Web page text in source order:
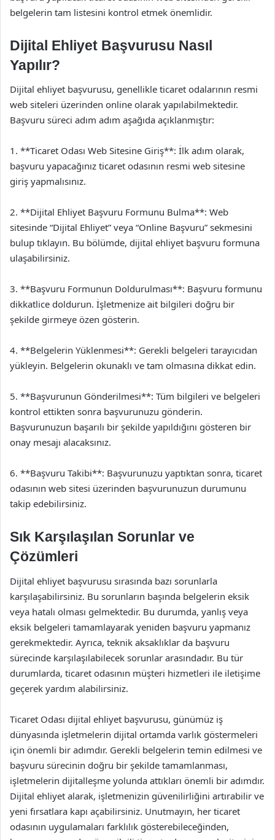
belgelerin tam listesini kontrol etmek önemlidir.
Dijital Ehliyet Başvurusu Nasıl
Yapılır?
Dijital ehliyet başvurusu, genellikle ticaret odalarının resmi
web siteleri üzerinden online olarak yapılabilmektedir.
Başvuru süreci adım adım aşağıda açıklanmıştır:
1. **Ticaret Odası Web Sitesine Giriş**: İlk adım olarak,
başvuru yapacağınız ticaret odasının resmi web sitesine
giriş yapmalısınız.
2. **Dijital Ehliyet Başvuru Formunu Bulma**: Web
sitesinde “Dijital Ehliyet” veya “Online Başvuru” sekmesini
bulup tıklayın. Bu bölümde, dijital ehliyet başvuru formuna
ulaşabilirsiniz.
3. **Başvuru Formunun Doldurulması**: Başvuru formunu
dikkatlice doldurun. İşletmenize ait bilgileri doğru bir
şekilde girmeye özen gösterin.
4. **Belgelerin Yüklenmesi**: Gerekli belgeleri tarayıcıdan
yükleyin. Belgelerin okunaklı ve tam olmasına dikkat edin.
5. **Başvurunun Gönderilmesi**: Tüm bilgileri ve belgeleri
kontrol ettikten sonra başvurunuzu gönderin.
Başvurunuzun başarılı bir şekilde yapıldığını gösteren bir
onay mesajı alacaksınız.
6. **Başvuru Takibi**: Başvurunuzu yaptıktan sonra, ticaret
odasının web sitesi üzerinden başvurunuzun durumunu
takip edebilirsiniz.
Sık Karşılaşılan Sorunlar ve
Çözümleri
Dijital ehliyet başvurusu sırasında bazı sorunlarla
karşılaşabilirsiniz. Bu sorunların başında belgelerin eksik
veya hatalı olması gelmektedir. Bu durumda, yanlış veya
eksik belgeleri tamamlayarak yeniden başvuru yapmanız
gerekmektedir. Ayrıca, teknik aksaklıklar da başvuru
sürecinde karşılaşılabilecek sorunlar arasındadır. Bu tür
durumlarda, ticaret odasının müşteri hizmetleri ile iletişime
geçerek yardım alabilirsiniz.
Ticaret Odası dijital ehliyet başvurusu, günümüz iş
dünyasında işletmelerin dijital ortamda varlık göstermeleri
için önemli bir adımdır. Gerekli belgelerin temin edilmesi ve
başvuru sürecinin doğru bir şekilde tamamlanması,
işletmelerin dijitalleşme yolunda attıkları önemli bir adımdır.
Dijital ehliyet alarak, işletmenizin güvenilirliğini artırabilir ve
yeni fırsatlara kapı açabilirsiniz. Unutmayın, her ticaret
odasının uygulamaları farklılık gösterebileceğinden,